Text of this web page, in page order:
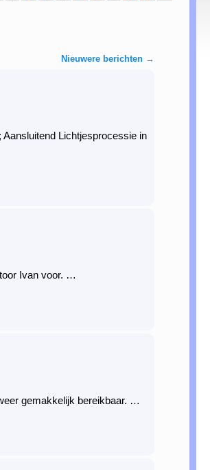
Nieuwere berichten →
Lichtjesprocessie in
Ivan voor. …
gemakkelijk bereikbaar. …